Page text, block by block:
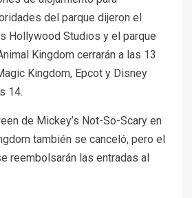
del parque dijeron el
Hollywood Studios y el parque
Kingdom cerrarán a las 13
Kingdom, Epcot y Disney
14.
de Mickey’s Not-So-Scary en
también se canceló, pero el
reembolsarán las entradas al